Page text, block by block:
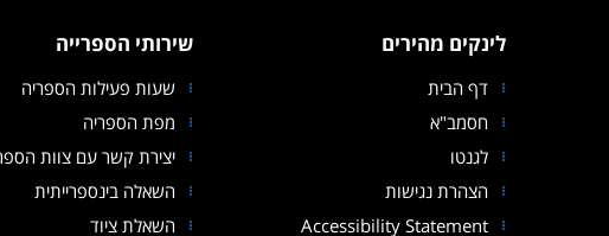
לינקים מהירים
דף הבית
חסמב"א
לגנטו
הצהרת נגישות
Accessibility Statement
שירותי הספרייה
שעות פעילות הספריה
מפת הספריה
יצירת קשר עם צוות
השאלה בינספרייתית
השאלת ציוד